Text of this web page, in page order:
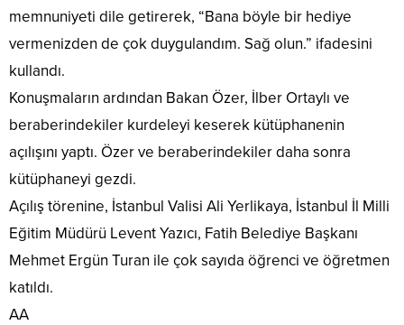
memnuniyeti dile getirerek, “Bana böyle bir hediye
vermenizden de çok duygulandım. Sağ olun.” ifadesini
kullandı.
Konuşmaların ardından Bakan Özer, İlber Ortaylı ve
beraberindekiler kurdeleyi keserek kütüphanenin
açılışını yaptı. Özer ve beraberindekiler daha sonra
kütüphaneyi gezdi.
Açılış törenine, İstanbul Valisi Ali Yerlikaya, İstanbul İl Milli
Eğitim Müdürü Levent Yazıcı, Fatih Belediye Başkanı
Mehmet Ergün Turan ile çok sayıda öğrenci ve öğretmen
katıldı.
AA